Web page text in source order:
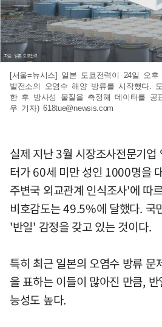
[서울=뉴시스] 일본 도쿄전력이 24일 오
발전소의 오염수 해양 방류를 시작했다.
한 후 방사성 물질을 측정해 데이터를 공
우 기자)618tue@newsis.com
실제 지난 3월 시장조사전문기업
터가 60세 미만 성인 1000명을
주변국 외교관계 인식조사'에 따
비호감도는 49.5%에 달했다. 국
'반일' 감정을 갖고 있는 것이다.
특히 최근 일본의 오염수 방류 문
을 표하는 이들이 많아진 만큼,
능성도 높다.